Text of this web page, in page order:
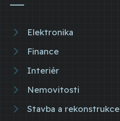
Elektronika
Finance
Interiér
Nemovitosti
Stavba a rekonstrukce